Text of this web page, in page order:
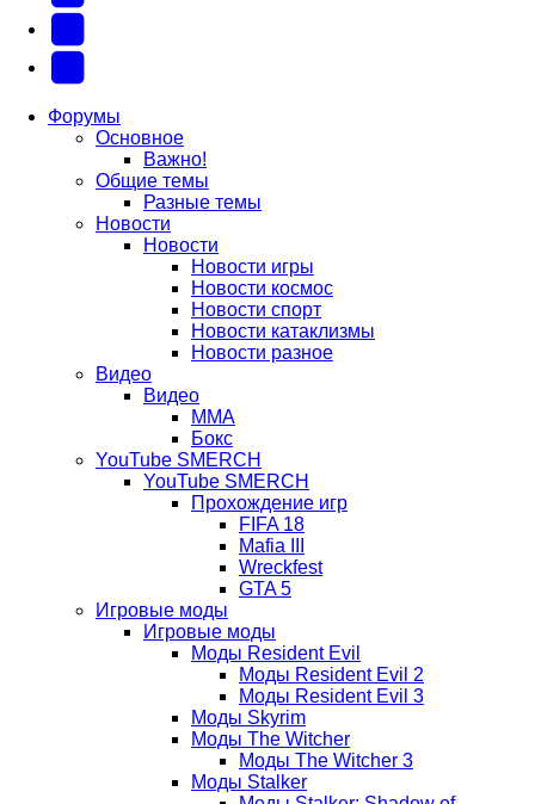
вкладке)
вкладке)
новой
вкладке)
в
новой
вкладке)
(Откроется
новой
вкладке)
Форумы
Основное
Важно!
Общие темы
Разные темы
Новости
Новости
Новости игры
Новости космос
Новости спорт
Новости катаклизмы
Новости разное
Видео
Видео
ММА
Бокс
YouTube SMERCH
YouTube SMERCH
Прохождение игр
FIFA 18
Mafia III
Wreckfest
GTA 5
Игровые моды
Игровые моды
Моды Resident Evil
Моды Resident Evil 2
Моды Resident Evil 3
Моды Skyrim
Моды The Witcher
Моды The Witcher 3
Моды Stalker